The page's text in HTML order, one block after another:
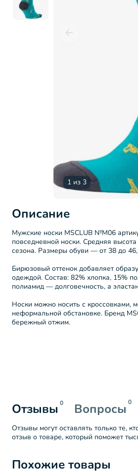
1 из 3
Описание
Мужские носки MSCLUB №М06
повседневной носки. Средняя
сезона. Размеры обуви — от 38 до
Бирюзовый оттенок добавляет
одеждой. Состав: 82% хлопка, 15%
полиамид — долговечность, а
Носки можно носить с кроссовками,
неформальной обстановке. Бренд
бережный отжим.
Отзывы 0 Вопросы 0
Отзывы могут оставлять только те,
отзыв о товаре, который поможет
Похожие товары